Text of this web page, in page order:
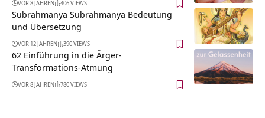
VOR 8 JAHREN 406 VIEWS
Subrahmanya Subrahmanya Bedeutung
und Übersetzung
VOR 12 JAHREN 390 VIEWS
62 Einführung in die Ärger-
Transformations-Atmung
VOR 8 JAHREN 780 VIEWS